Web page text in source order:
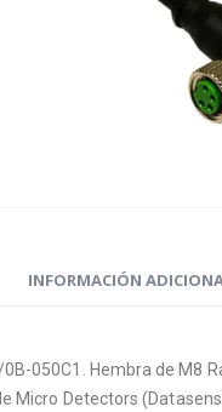
INFORMACIÓN
0B-050C1. Hembra de M8
Micro Detectors